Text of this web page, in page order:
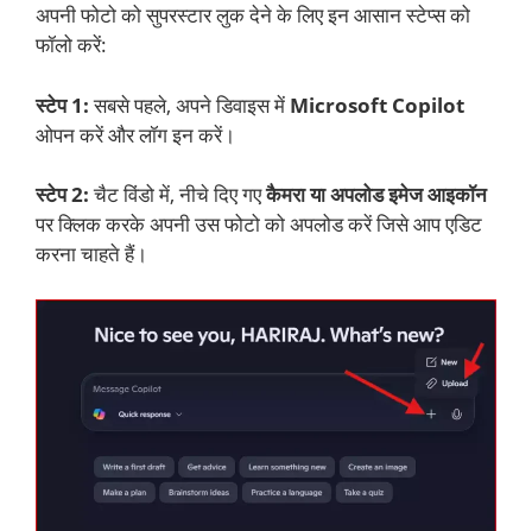
अपनी फोटो को सुपरस्टार लुक देने के लिए इन आसान स्टेप्स को
फॉलो करें:
स्टेप 1:सबसे पहले, अपने डिवाइस में Microsoft Copilot
ओपन करें और लॉग इन करें।
स्टेप 2:चैट विंडो में, नीचे दिए गएकैमरा या अपलोड इमेज आइकॉन
पर क्लिक करके अपनी उस फोटो को अपलोड करें जिसे आप एडिट
करना चाहते हैं।